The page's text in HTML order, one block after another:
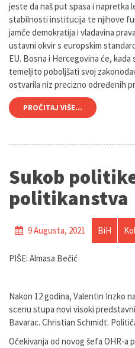
jeste da naš put spasa i napretka
stabilnosti institucija te njihove
jamče demokratija i vladavina
ustavni okvir s europskim
EU. Bosna i Hercegovina će,
temeljito poboljšati svoj
ostvarila niz precizno određenih
PROČITAJ VIŠE...
Sukob
politikanstva
9 Augusta, 2021 BiH
PIŠE: Almasa Bečić
Nakon 12 godina, Valentin Inzko
scenu stupa novi visoki
Bavarac. Christian Schmidt.
Očekivanja od novog šefa OHR-a